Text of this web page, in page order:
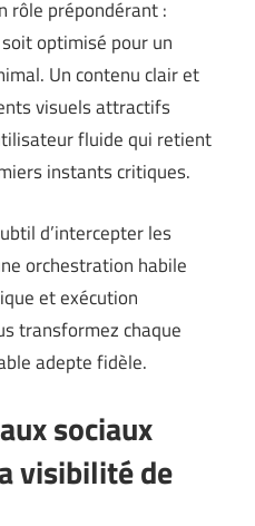
rôle prépondérant :
optimisé pour un
Un contenu clair et
visuels attractifs
fluide qui retient
instants critiques.
d’intercepter les
orchestration habile
et exécution
transformez chaque
adepte fidèle.
sociaux
visibilité de